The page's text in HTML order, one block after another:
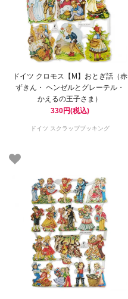
ドイツ クロモス【M】おとぎ話（赤
ずきん・ ヘンゼルとグレーテル・
かえるの王子さま）
330円(税込)
ドイツ スクラップブッキング